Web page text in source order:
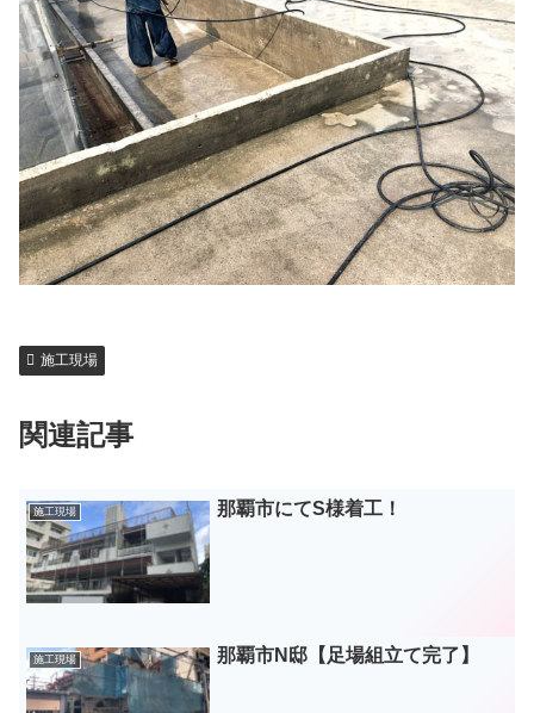
施工現場
関連記事
施工現場 那覇市にてS様着工！
施工現場 那覇市N邸【足場組立て完了】